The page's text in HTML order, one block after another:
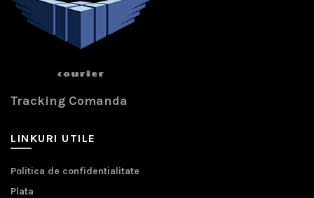
Tracking Comanda
LINKURI UTILE
Politica de confidentialitate
Plata